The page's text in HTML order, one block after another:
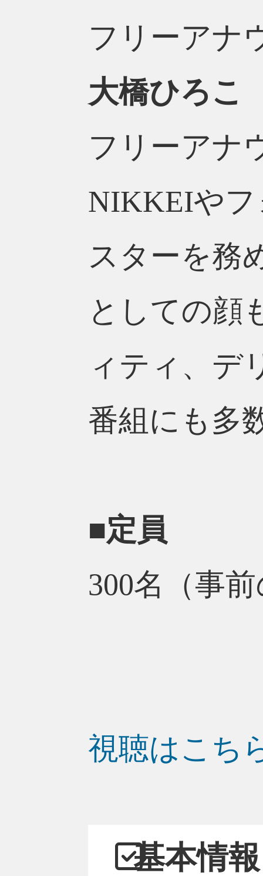
フリーアナ
大橋ひろこ
フリーアナ
NIKKEIや
スターを務
としての顔
ィティ、デ
番組にも多
■定員
300名（事
視聴はこち
基本情報